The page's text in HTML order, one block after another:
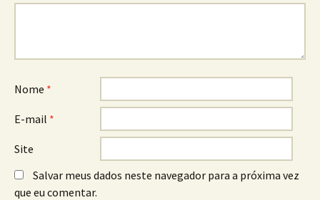
Nome *
E-mail *
Site
Salvar meus dados neste navegador para a próxima vez
que eu comentar.